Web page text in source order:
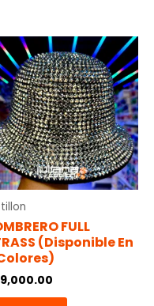
FULL
(disponible En